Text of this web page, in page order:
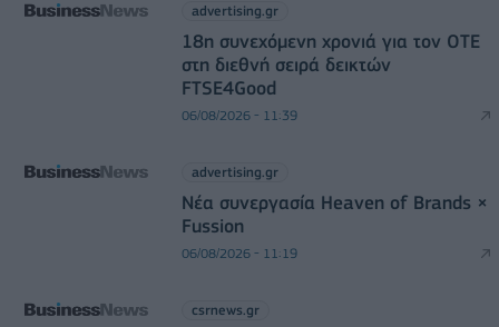
advertising.gr
18η συνεχόμενη χρονιά για τον ΟΤΕ
στη διεθνή σειρά δεικτών
FTSE4Good
06/08/2026 - 11:39
advertising.gr
Νέα συνεργασία Heaven of Brands ×
Fussion
06/08/2026 - 11:19
csrnews.gr